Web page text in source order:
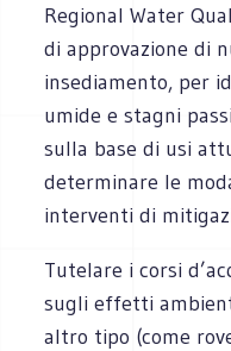
Regional Water
di approvazione di
insediamento, per
umide e stagni
sulla base di usi
determinare le
interventi di
Tutelare i corsi
sugli effetti
altro tipo (come